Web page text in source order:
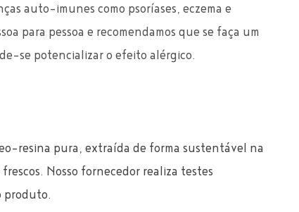
auto-imunes como psoríases, eczema e
para pessoa e recomendamos que se faça um
se potencializar o efeito alérgico.
resina pura, extraída de forma sustentável na
Nosso fornecedor realiza testes
produto.